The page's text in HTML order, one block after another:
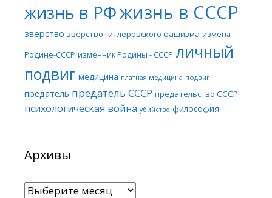
жизнь в РФжизнь в СССР
зверство зверство гитлеровского фашизма измена
Родине-СССР изменник Родины - СССР личный
подвиг медицина платная медицина подвиг
предатель предатель СССР предательство СССР
психологическая война убийство философия
Архивы
Архивы